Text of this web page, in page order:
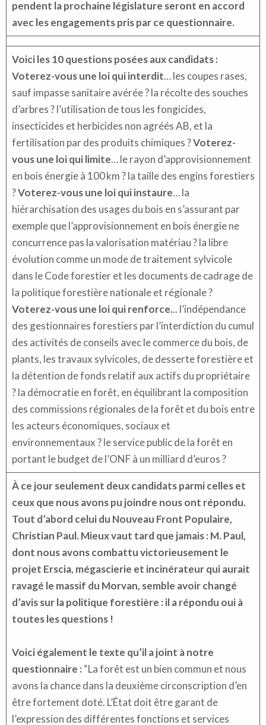
pendent la prochaine législature seront en accord
avec les engagements pris par ce questionnaire.
Voici les 10 questions posées aux candidats :
Voterez-vous une loi qui interdit… les coupes rases,
sauf impasse sanitaire avérée ? la récolte des souches
d’arbres ? l’utilisation de tous les fongicides,
insecticides et herbicides non agréés AB, et la
fertilisation par des produits chimiques ?Voterez-
vous une loi qui limite… le rayon d’approvisionnement
en bois énergie à 100 km ? la taille des engins forestiers
?Voterez-vous une loi qui instaure… la
hiérarchisation des usages du bois en s’assurant par
exemple que l’approvisionnement en bois énergie ne
concurrence pas la valorisation matériau ? la libre
évolution comme un mode de traitement sylvicole
dans le Code forestier et les documents de cadrage de
la politique forestière nationale et régionale ?
Voterez-vous une loi qui renforce... l’indépendance
des gestionnaires forestiers par l’interdiction du cumul
des activités de conseils avec le commerce du bois, de
plants, les travaux sylvicoles, de desserte forestière et
la détention de fonds relatif aux actifs du propriétaire
? la démocratie en forêt, en équilibrant la composition
des commissions régionales de la forêt et du bois entre
les acteurs économiques, sociaux et
environnementaux ? le service public de la forêt en
portant le budget de l’ONF à un milliard d’euros ?
À ce jour seulement deux candidats parmi celles et
ceux que nous avons pu joindre nous ont répondu.
Tout d’abord celui du Nouveau Front Populaire,
Christian Paul. Mieux vaut tard que jamais : M. Paul,
dont nous avons combattu victorieusement le
projet Erscia, mégascierie et incinérateur qui aurait
ravagé le massif du Morvan, semble avoir changé
d’avis sur la politique forestière : il a répondu oui à
toutes les questions !
Voici également le texte qu’il a joint à notre
questionnaire : “La forêt est un bien commun et nous
avons la chance dans la deuxième circonscription d’en
être fortement doté. L’État doit être garant de
l’expression des différentes fonctions et services